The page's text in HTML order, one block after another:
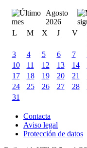
Agosto
2026
L
M X J V
3
4 5 6 7
10
11 12 13 14
17
18 19 20 21
24
25 26 27 28
31
Contacta
Aviso legal
Protección de datos